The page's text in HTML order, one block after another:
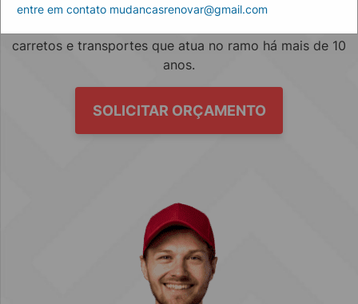
carretos e transportes que atua no ramo há mais de 10
anos.
SOLICITAR ORÇAMENTO
entre em contato mudancasrenovar@gmail.com